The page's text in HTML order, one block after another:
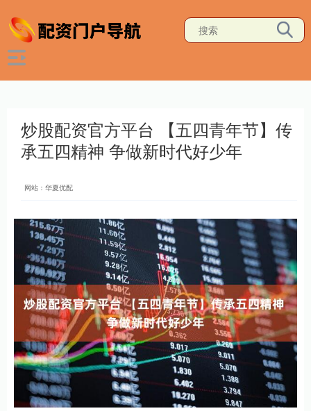
炒股配资官方平台 【五四青年节】传
承五四精神 争做新时代好少年
网站：华夏优配